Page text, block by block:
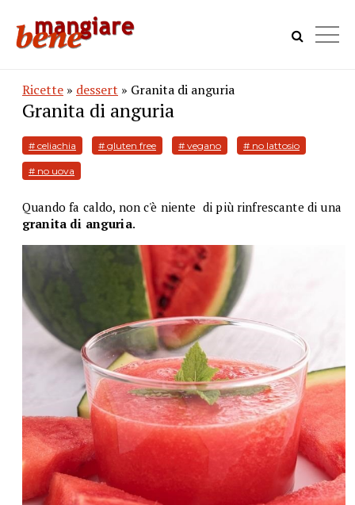
Ricette » dessert » Granita di anguria
Granita di anguria
# celiachia # gluten free # vegano # no lattosio
# no uova
Quando fa caldo, non c'è niente di più rinfrescante di una
granita di anguria.